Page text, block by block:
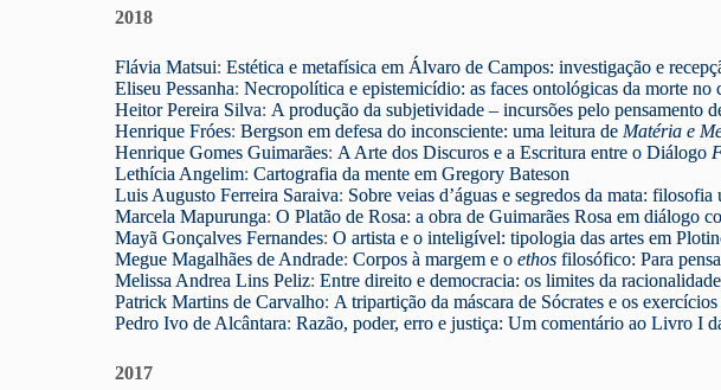
2018
Flávia Matsui: Estética e metafísica em Álvaro de Campos: investigação e
Eliseu Pessanha: Necropolítica e epistemicídio: as faces ontológicas da morte no
Heitor Pereira Silva: A produção da subjetividade – incursões pelo pensamento
Henrique Fróes: Bergson em defesa do inconsciente: uma leitura de Matéria e
Henrique Gomes Guimarães: A Arte dos Discuros e a Escritura entre o Diálogo
Lethícia Angelim: Cartografia da mente em Gregory Bateson
Luis Augusto Ferreira Saraiva: Sobre veias d’águas e segredos da mata:
Marcela Mapurunga: O Platão de Rosa: a obra de Guimarães Rosa em diálogo
Mayã Gonçalves Fernandes: O artista e o inteligível: tipologia das artes em
Megue Magalhães de Andrade: Corpos à margem e o ethos filosófico: Para
Melissa Andrea Lins Peliz: Entre direito e democracia: os limites da
Patrick Martins de Carvalho: A tripartição da máscara de Sócrates e os
Pedro Ivo de Alcântara: Razão, poder, erro e justiça: Um comentário ao Livro I
2017